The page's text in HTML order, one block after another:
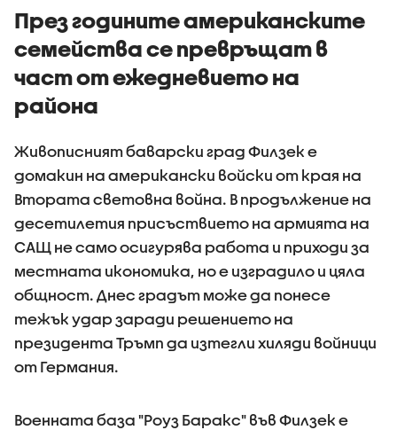
примерите за
агресивно
поведение
През годините американските
семейства се превръщат в
част от ежедневието на
района
Живописният баварски град Филзек е
домакин на американски войски от края на
Втората световна война. В продължение на
десетилетия присъствието на армията на
САЩ не само осигурява работа и приходи за
местната икономика, но е изградило и цяла
общност. Днес градът може да понесе
тежък удар заради решението на
президента Тръмп да изтегли хиляди войници
от Германия.
Военната база "Роуз Баракс" във Филзек е